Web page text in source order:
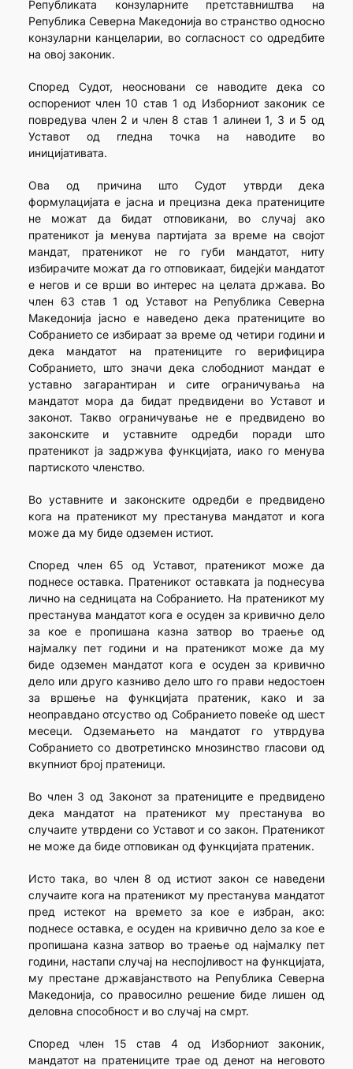
Републиката конзуларните претставништва на
Република Северна Македонија во странство односно
конзуларни канцеларии, во согласност со одредбите
на овој законик.
Според Судот, неосновани се наводите дека со
оспорениот член 10 став 1 од Изборниот законик се
повредува член 2 и член 8 став 1 алинеи 1, 3 и 5 од
Уставот од гледна точка на наводите во
иницијативата.
Ова од причина што Судот утврди дека
формулацијата е јасна и прецизна дека пратениците
не можат да бидат отповикани, во случај ако
пратеникот ја менува партијата за време на својот
мандат, пратеникот не го губи мандатот, ниту
избирачите можат да го отповикаат, бидејќи мандатот
е негов и се врши во интерес на целата држава. Во
член 63 став 1 од Уставот на Република Северна
Македонија јасно е наведено дека пратениците во
Собранието се избираат за време од четири години и
дека мандатот на пратениците го верифицира
Собранието, што значи дека слободниот мандат е
уставно загарантиран и сите ограничувања на
мандатот мора да бидат предвидени во Уставот и
законот. Такво ограничување не е предвидено во
законските и уставните одредби поради што
пратеникот ја задржува функцијата, иако го менува
партиското членство.
Во уставните и законските одредби е предвидено
кога на пратеникот му престанува мандатот и кога
може да му биде одземен истиот.
Според член 65 од Уставот, пратеникот може да
поднесе оставка. Пратеникот оставката ја поднесува
лично на седницата на Собранието. На пратеникот му
престанува мандатот кога е осуден за кривично дело
за кое е пропишана казна затвор во траење од
најмалку пет години и на пратеникот може да му
биде одземен мандатот кога е осуден за кривично
дело или друго казниво дело што го прави недостоен
за вршење на функцијата пратеник, како и за
неоправдано отсуство од Собранието повеќе од шест
месеци. Одземањето на мандатот го утврдува
Собранието со двотретинско мнозинство гласови од
вкупниот број пратеници.
Во член 3 од Законот за пратениците е предвидено
дека мандатот на пратеникот му престанува во
случаите утврдени со Уставот и со закон. Пратеникот
не може да биде отповикан од функцијата пратеник.
Исто така, во член 8 од истиот закон се наведени
случаите кога на пратеникот му престанува мандатот
пред истекот на времето за кое е избран, ако:
поднесе оставка, е осуден на кривично дело за кое е
пропишана казна затвор во траење од најмалку пет
години, настапи случај на неспојливост на функцијата,
му престане државјанството на Република Северна
Македонија, со правосилно решение биде лишен од
деловна способност и во случај на смрт.
Според член 15 став 4 од Изборниот законик,
мандатот на пратениците трае од денот на неговото